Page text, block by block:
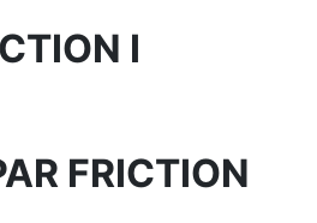
I
FRICTION